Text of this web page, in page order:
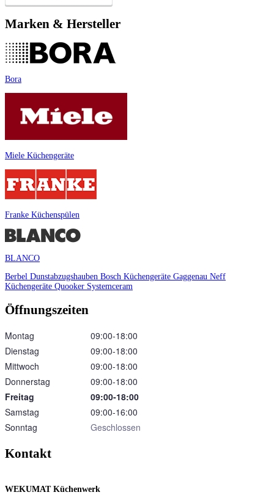
Marken & Hersteller
Bora
Miele Küchengeräte
Franke Küchenspülen
BLANCO
Berbel Dunstabzugshauben Bosch Küchengeräte Gaggenau Neff
Küchengeräte Quooker Systemceram
Öffnungszeiten
Montag
09:00‑18:00
Dienstag
09:00‑18:00
Mittwoch
09:00‑18:00
Donnerstag
09:00‑18:00
Freitag
09:00‑18:00
Samstag
09:00‑16:00
Sonntag
Geschlossen
Kontakt
WEKUMAT Küchenwerk